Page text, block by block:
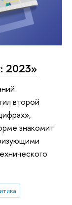
2023»
второй
знакомит